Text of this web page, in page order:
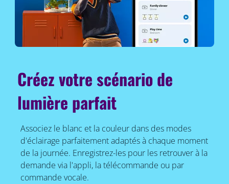
Créez votre scénario de
lumière parfait
Associez le blanc et la couleur dans des modes
d'éclairage parfaitement adaptés à chaque moment
de la journée. Enregistrez-les pour les retrouver à la
demande via l'appli, la télécommande ou par
commande vocale.